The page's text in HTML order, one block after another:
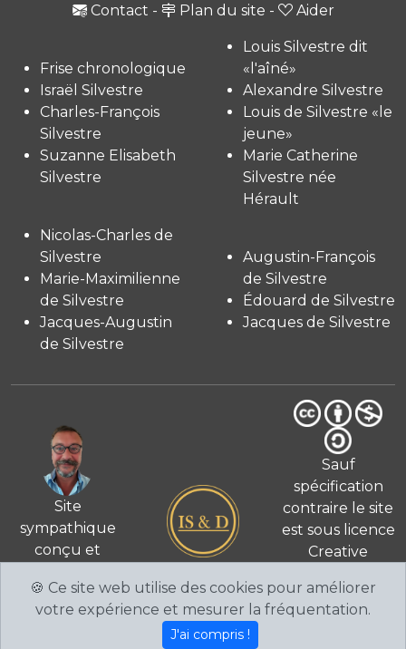
Contact - Plan du site - Aider
Frise chronologique
Israël Silvestre
Charles-François
Silvestre
Suzanne Elisabeth
Silvestre
Louis Silvestre dit
«l'aîné»
Alexandre Silvestre
Louis de Silvestre «le
jeune»
Marie Catherine
Silvestre née
Hérault
Nicolas-Charles de
Silvestre
Marie-Maximilienne
de Silvestre
Jacques-Augustin
de Silvestre
Augustin-François
de Silvestre
Édouard de Silvestre
Jacques de Silvestre
Site
sympathique
conçu et
par Fabien de
Silvestre
© 2026
Sauf
spécification
contraire le site
est sous licence
Creative
International
CC BY-NC-
🍪 Ce site web utilise des cookies pour améliorer
votre expérience et mesurer la fréquentation.
J'ai compris !